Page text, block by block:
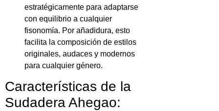
estratégicamente para adaptarse
con equilibrio a cualquier
fisonomía. Por añadidura, esto
facilita la composición de estilos
originales, audaces y modernos
para cualquier género.
Características de la
Sudadera Ahegao: